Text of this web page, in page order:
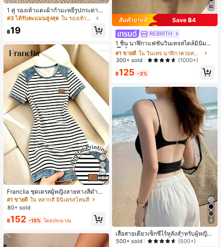
1 คู่ รองเท้าแตะผ้ากำมะหยี่รูปกระต่าย
สำหรับผู้หญิง, อบอุ่นและสบาย, เหมาะ
สำหรับใส่ลำลองในฤดูใบไม้ร่วง/ฤดูหน
าว, รองเท้าบ้านผู้หญิงหรูหราใหม่, ส้นเ
รับฤดูหนาวที่อบอุ่น, รองเท้าแตะผ้ากำม
ะหยี่น่ารัก, ของขวัญปีใหม่/วันวาเลนไท
น์ในอุดมคติ, รองเท้าแตะคู่รัก, ของขวั
ญวันแม่, สวน, ของตกแต่งห้องครัว, ฤดู
ร้อน, ชายหาด, ของใช้จำเป็นสำหรับกา
รเดินทาง, ของตกแต่งห้อง, นุ่มนิ่ม, การ
สำเร็จการศึกษา, ชั้นวางรองเท้า, ประห
ยัดพื้นที่จัดเก็บ, กลางแจ้ง, สวน, พิธีสำเ
ร็จการศึกษา, พิธีจบการศึกษา, ยินดีด้ว
ยบัณฑิต, บัณฑิตที่สำเร็จการศึกษา, ผู้ก
ล่าวคำอำลา, เรียนจบ, งานเลี้ยงจบการ
ศึกษา
#3 ได้รับคะแนนสูงสุด ใน รองเท้าแตะใส่ในบ้าน
฿19
5
Franclia ชุดเดรสผู้หญิงลายทางสีดำขา
วแบบแพตช์เวิร์กเอฟเฟกต์เดนิม สำหรั
บฤดูร้อน รุ่นใหม่ พิมพ์ดิจิทัลลายทางแบ
#1 ขายดี ใน หลากสี มินิเดรสโทนสี
80+ sold
฿152 -15% โดยประมาณ
Save ฿4
REBIRTH
1 ชิ้น นาฬิกาแฟชั่นวินเทจสไตล์มินิมอล
เลขโรมันสำหรับผู้หญิง เหมาะสำหรับก
ารตกแต่งประจำวัน
#1 ขายดี
ลูกค้ากลับมาซื้อซ้ำ!
#1 ขายดี
ลูกค้ากลับมาซื้อซ้ำ!
#1 ขายดี
ลูกค้ากลับมาซื้อซ้ำ!
#1 ขายดี
ลูกค้ากลับมาซื้อซ้ำ!
300+ sold (1000+)
฿125 -3%
4
เสื้อสายเดี่ยวเซ็กซี่ไร้หลังสำหรับผู้หญิง
พร้อมบราแบบมีฟองน้ำ, เสื้อกล้ามแขน
500+ sold (500+)